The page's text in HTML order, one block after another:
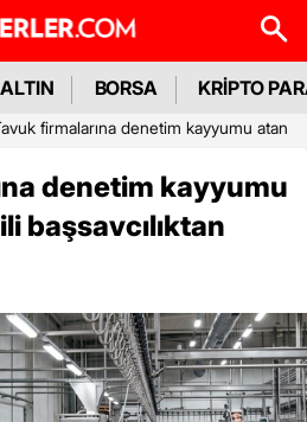
ALTIN BORSA KRİPTO
firmalarına denetim kayyumu
denetim kayyumu
başsavcılıktan